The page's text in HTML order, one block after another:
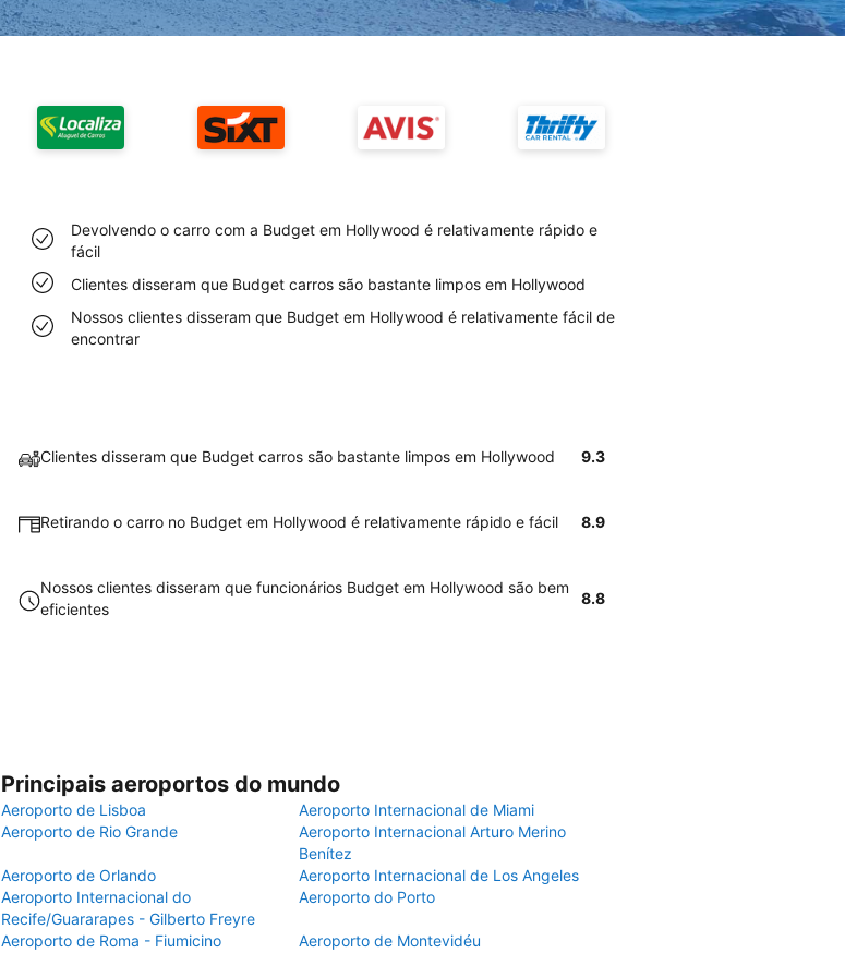
Devolvendo o carro com a Budget em Hollywood é relativamente rápido e
fácil
Clientes disseram que Budget carros são bastante limpos em Hollywood
Nossos clientes disseram que Budget em Hollywood é relativamente fácil de
encontrar
Clientes disseram que Budget carros são bastante limpos em Hollywood 9.3
Retirando o carro no Budget em Hollywood é relativamente rápido e fácil 8.9
Nossos clientes disseram que funcionários Budget em Hollywood são bem
eficientes
8.8
Principais aeroportos do mundo
Aeroporto de Lisboa
Aeroporto Internacional de Miami
Aeroporto de Rio Grande
Aeroporto Internacional Arturo Merino
Benítez
Aeroporto de Orlando
Aeroporto Internacional de Los Angeles
Aeroporto Internacional do
Recife/Guararapes - Gilberto Freyre
Aeroporto do Porto
Aeroporto de Roma - Fiumicino Aeroporto de Montevidéu